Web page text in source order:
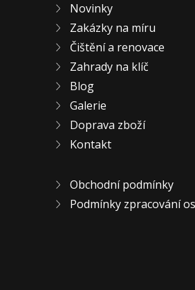
Novinky
Zakázky na míru
Čištění a renovace
Zahrady na klíč
Blog
Galerie
Doprava zboží
Kontakt
Obchodní podmínky
Podmínky zpracování